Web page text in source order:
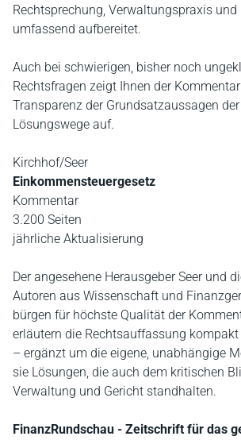
Rechtsprechung, Verwaltungspraxis und
umfassend aufbereitet.
Auch bei schwierigen, bisher noch
Rechtsfragen zeigt Ihnen der
Transparenz der Grundsatzaussagen
Lösungswege auf.
Kirchhof/Seer
Einkommensteuergesetz
Kommentar
3.200 Seiten
jährliche Aktualisierung
Der angesehene Herausgeber Seer und
Autoren aus Wissenschaft und
bürgen für höchste Qualität der
erläutern die Rechtsauffassung
– ergänzt um die eigene, unabhängige
sie Lösungen, die auch dem kritischen
Verwaltung und Gericht standhalten.
FinanzRundschau - Zeitschrift für das